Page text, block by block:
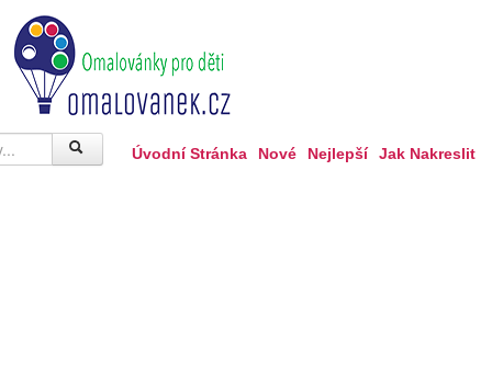
Úvodní Stránka Nové Nejlepší Jak Nakreslit